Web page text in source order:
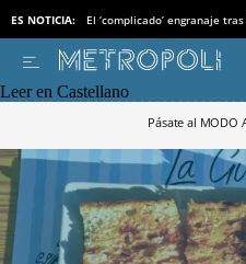
ES NOTICIA: El ‘complicado’ engranaje
Leer en Castellano
Pásate al MODO